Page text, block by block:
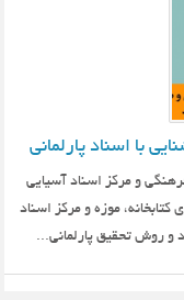
با اسناد پارلمانی
و مرکز اسناد آسیایی
موزه و مرکز اسناد
و روش تحقیق پارلمانی...